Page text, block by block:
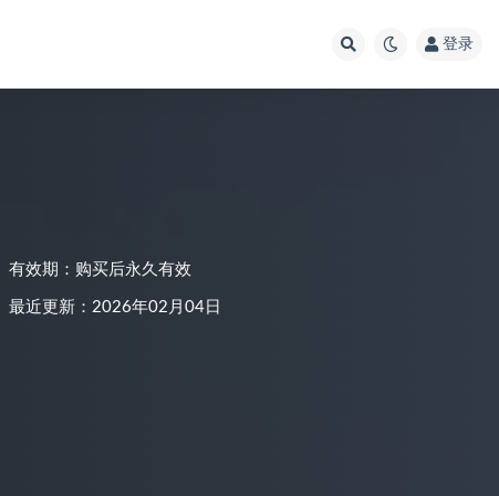
登录
有效期：购买后永久有效
最近更新：2026年02月04日